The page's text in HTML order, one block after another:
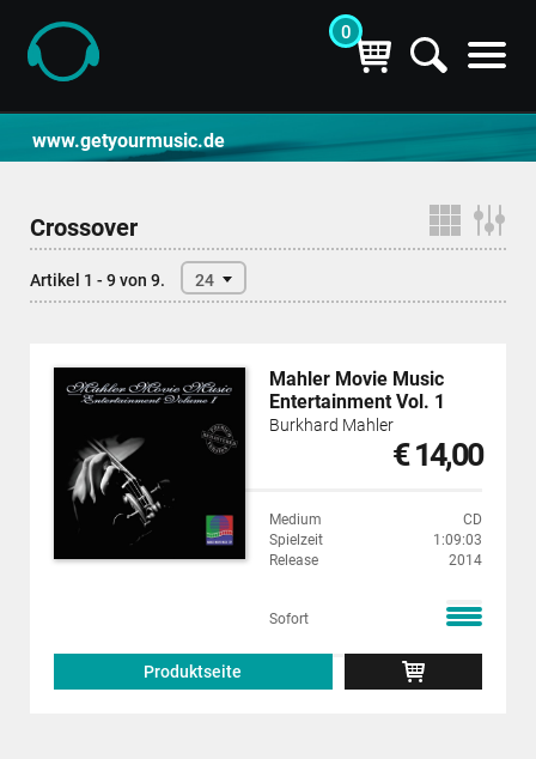
0
www.getyourmusic.de
Crossover
Artikel 1 - 9 von 9. 24
Mahler Movie Music
Entertainment Vol. 1
Burkhard Mahler
€ 14,00
Medium
CD
Spielzeit
1:09:03
Release
2014
Sofort
Produktseite